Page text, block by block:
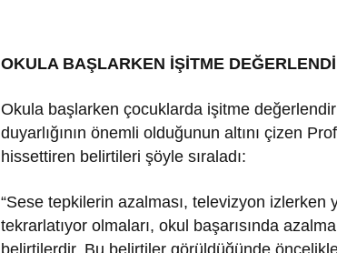
OKULA BAŞLARKEN İŞİTME
Okula başlarken çocuklarda işitme
duyarlığının önemli olduğunun altını çizen
hissettiren belirtileri şöyle sıraladı:
“Sese tepkilerin azalması, televizyon izlerken
tekrarlatıyor olmaları, okul başarısında